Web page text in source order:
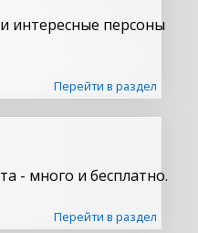
интересные персоны
Перейти в раздел
- много и бесплатно.
Перейти в раздел